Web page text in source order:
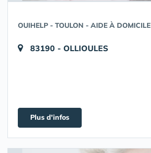
OUIHELP - TOULON - AIDE À DOMICILE
83190 - OLLIOULES
Plus d'infos